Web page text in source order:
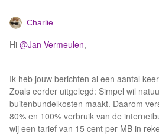
Charlie
Hi @Jan Vermeulen,
Ik heb jouw berichten al een aantal
Zoals eerder uitgelegd: Simpel wil
buitenbundelkosten maakt. Daarom
80% en 100% verbruik van de
wij een tarief van 15 cent per MB in